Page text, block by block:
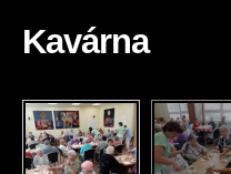
Kavárna